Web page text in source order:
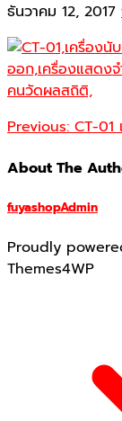
ธันวาคม 12, 2017
Previous:CT-01
About The
fuyashopAdmin
Proudly
Themes4WP